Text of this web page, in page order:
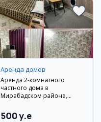
Аренда домов
Аренда 2-комнатного
частного дома в
Мирабадском районе,
500 y.e